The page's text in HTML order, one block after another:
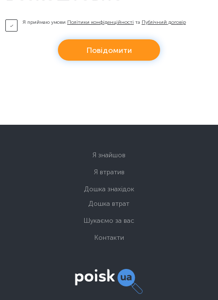
Я приймаю умови Політики конфіденційності та Публічний договір
Повідомити
Я знайшов
Я втратив
Дошка знахідок
Дошка втрат
Шукаємо за вас
Контакти